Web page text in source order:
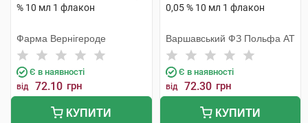
% 10 мл 1 флакон
Фарма Вернігероде
Є в наявності
від 72.10 грн
КУПИТИ
0,05 % 10 мл 1 флакон
Варшавський ФЗ Польфа АТ
Є в наявності
від 72.30 грн
КУПИТИ